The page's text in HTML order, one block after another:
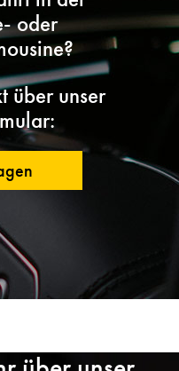
oder
über unser